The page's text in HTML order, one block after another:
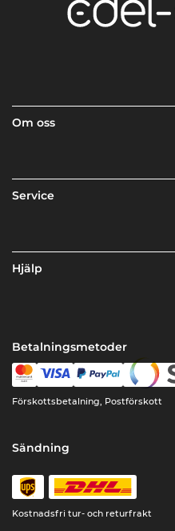
Om oss
Service
Hjälp
Betalningsmetoder
Förskottsbetalning, Postförskott
Sändning
Kostnadsfri tur- och returfrakt